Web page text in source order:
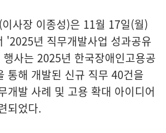
사장 이종성)은 11월 17일(월)
'2025년 직무개발사업 성과공유
사는 2025년 한국장애인고용공
통해 개발된 신규 직무 40건을
개발 사례 및 고용 확대 아이디어
되었다.